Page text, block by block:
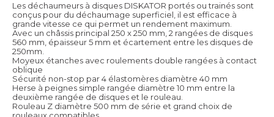
Les déchaumeurs à disques DISKATOR portés ou trainés sont
conçus pour du déchaumage superficiel, il est efficace à
grande vitesse ce qui permet un rendement maximum.
Avec un châssis principal 250 x 250 mm, 2 rangées de disques
560 mm, épaisseur 5 mm et écartement entre les disques de
250mm.
Moyeux étanches avec roulements double rangées à contact
oblique
Sécurité non-stop par 4 élastomères diamètre 40 mm
Herse à peignes simple rangée diamètre 10 mm entre la
deuxième rangée de disques et le rouleau.
Rouleau Z diamètre 500 mm de série et grand choix de